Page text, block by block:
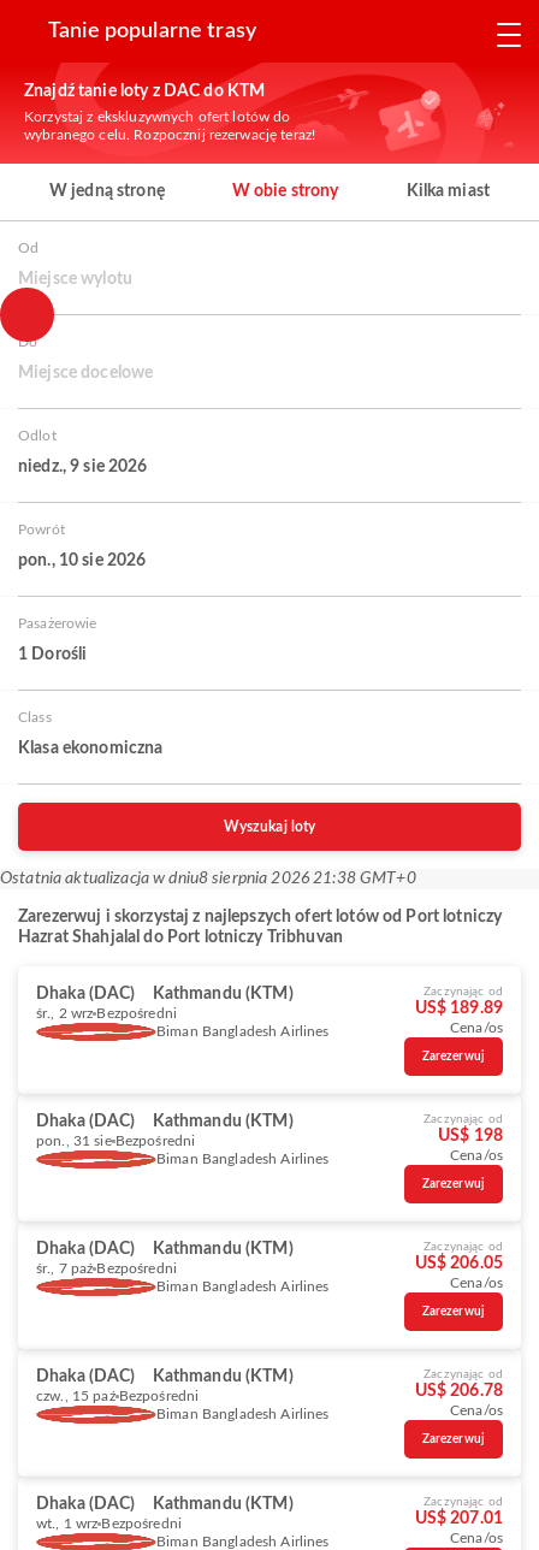
Tanie popularne trasy
Znajdź tanie loty z DAC do KTM
Korzystaj z ekskluzywnych ofert lotów do
wybranego celu. Rozpocznij rezerwację teraz!
W jedną stronę W obie strony Kilka miast
Od
Miejsce wylotu
Do
Miejsce docelowe
Odlot
niedz., 9 sie 2026
Powrót
pon., 10 sie 2026
Pasażerowie
1 Dorośli
Class
Klasa ekonomiczna
Wyszukaj loty
Ostatnia aktualizacja w dniu8 sierpnia 2026 21:38 GMT+0
Zarezerwuj i skorzystaj z najlepszych ofert lotów od Port lotniczy
Hazrat Shahjalal do Port lotniczy Tribhuvan
Dhaka (DAC) Kathmandu (KTM)
śr., 2 wrz Bezpośredni
Biman Bangladesh Airlines
Zaczynając od
US$ 189.89
Cena/os
Zarezerwuj
Dhaka (DAC) Kathmandu (KTM)
pon., 31 sie Bezpośredni
Biman Bangladesh Airlines
Zaczynając od
US$ 198
Cena/os
Zarezerwuj
Dhaka (DAC) Kathmandu (KTM)
śr., 7 paź Bezpośredni
Biman Bangladesh Airlines
Zaczynając od
US$ 206.05
Cena/os
Zarezerwuj
Dhaka (DAC) Kathmandu (KTM)
czw., 15 paź Bezpośredni
Biman Bangladesh Airlines
Zaczynając od
US$ 206.78
Cena/os
Zarezerwuj
Dhaka (DAC) Kathmandu (KTM)
wt., 1 wrz Bezpośredni
Biman Bangladesh Airlines
Zaczynając od
US$ 207.01
Cena/os